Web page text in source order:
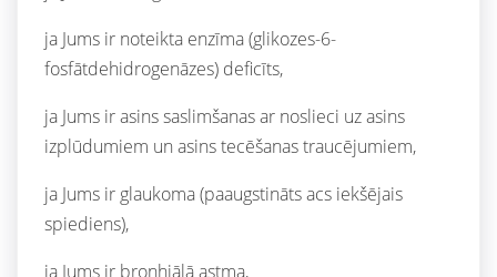
ja Jums ir noteikta enzīma (glikozes-6-
fosfātdehidrogenāzes) deficīts,
ja Jums ir asins saslimšanas ar noslieci uz asins
izplūdumiem un asins tecēšanas traucējumiem,
ja Jums ir glaukoma (paaugstināts acs iekšējais
spiediens),
ja Jums ir bronhiālā astma,